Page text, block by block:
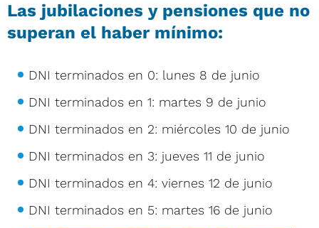
Las jubilaciones y pensiones que no
superan el haber mínimo:
DNI terminados en 0: lunes 8 de junio
DNI terminados en 1: martes 9 de junio
DNI terminados en 2: miércoles 10 de junio
DNI terminados en 3: jueves 11 de junio
DNI terminados en 4: viernes 12 de junio
DNI terminados en 5: martes 16 de junio